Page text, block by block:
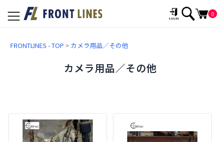
toggle
0
FRONTLINES - TOP > カメラ用品／その他
カメラ用品／その他